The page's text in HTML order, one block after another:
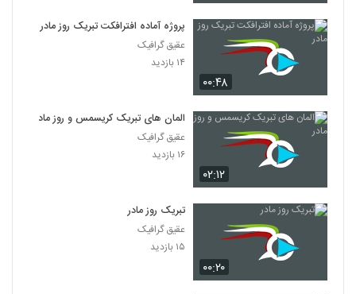
۰۰:۴۸
پروژه آماده افترافکت تبریک روز مادر
عقیق گرافیک
۱۴ بازدید
۰۲:۱۲
المان های تبریک کریسمس و روز مادر
عقیق گرافیک
۱۶ بازدید
۰۰:۲۰
تبریک روز مادر
عقیق گرافیک
۱۵ بازدید